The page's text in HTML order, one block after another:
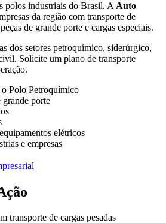
polos industriais do Brasil. A Auto
da região com transporte de
de grande porte e cargas especiais.
dos setores petroquímico, siderúrgico,
Solicite um plano de transporte
Polo Petroquímico
grande porte
elétricos
e empresas
transporte de cargas pesadas